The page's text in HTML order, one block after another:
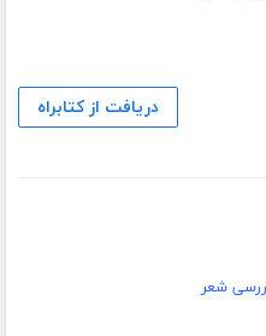
دریافت از کتابراه
شعر